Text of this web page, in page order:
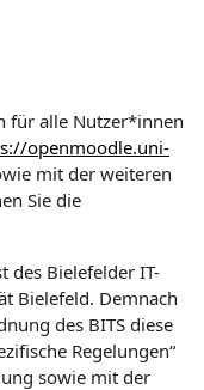
für alle Nutzer*innen
openmoodle.uni-
mit der weiteren
Sie die
des Bielefelder IT-
Bielefeld. Demnach
des BITS diese
Regelungen“
sowie mit der